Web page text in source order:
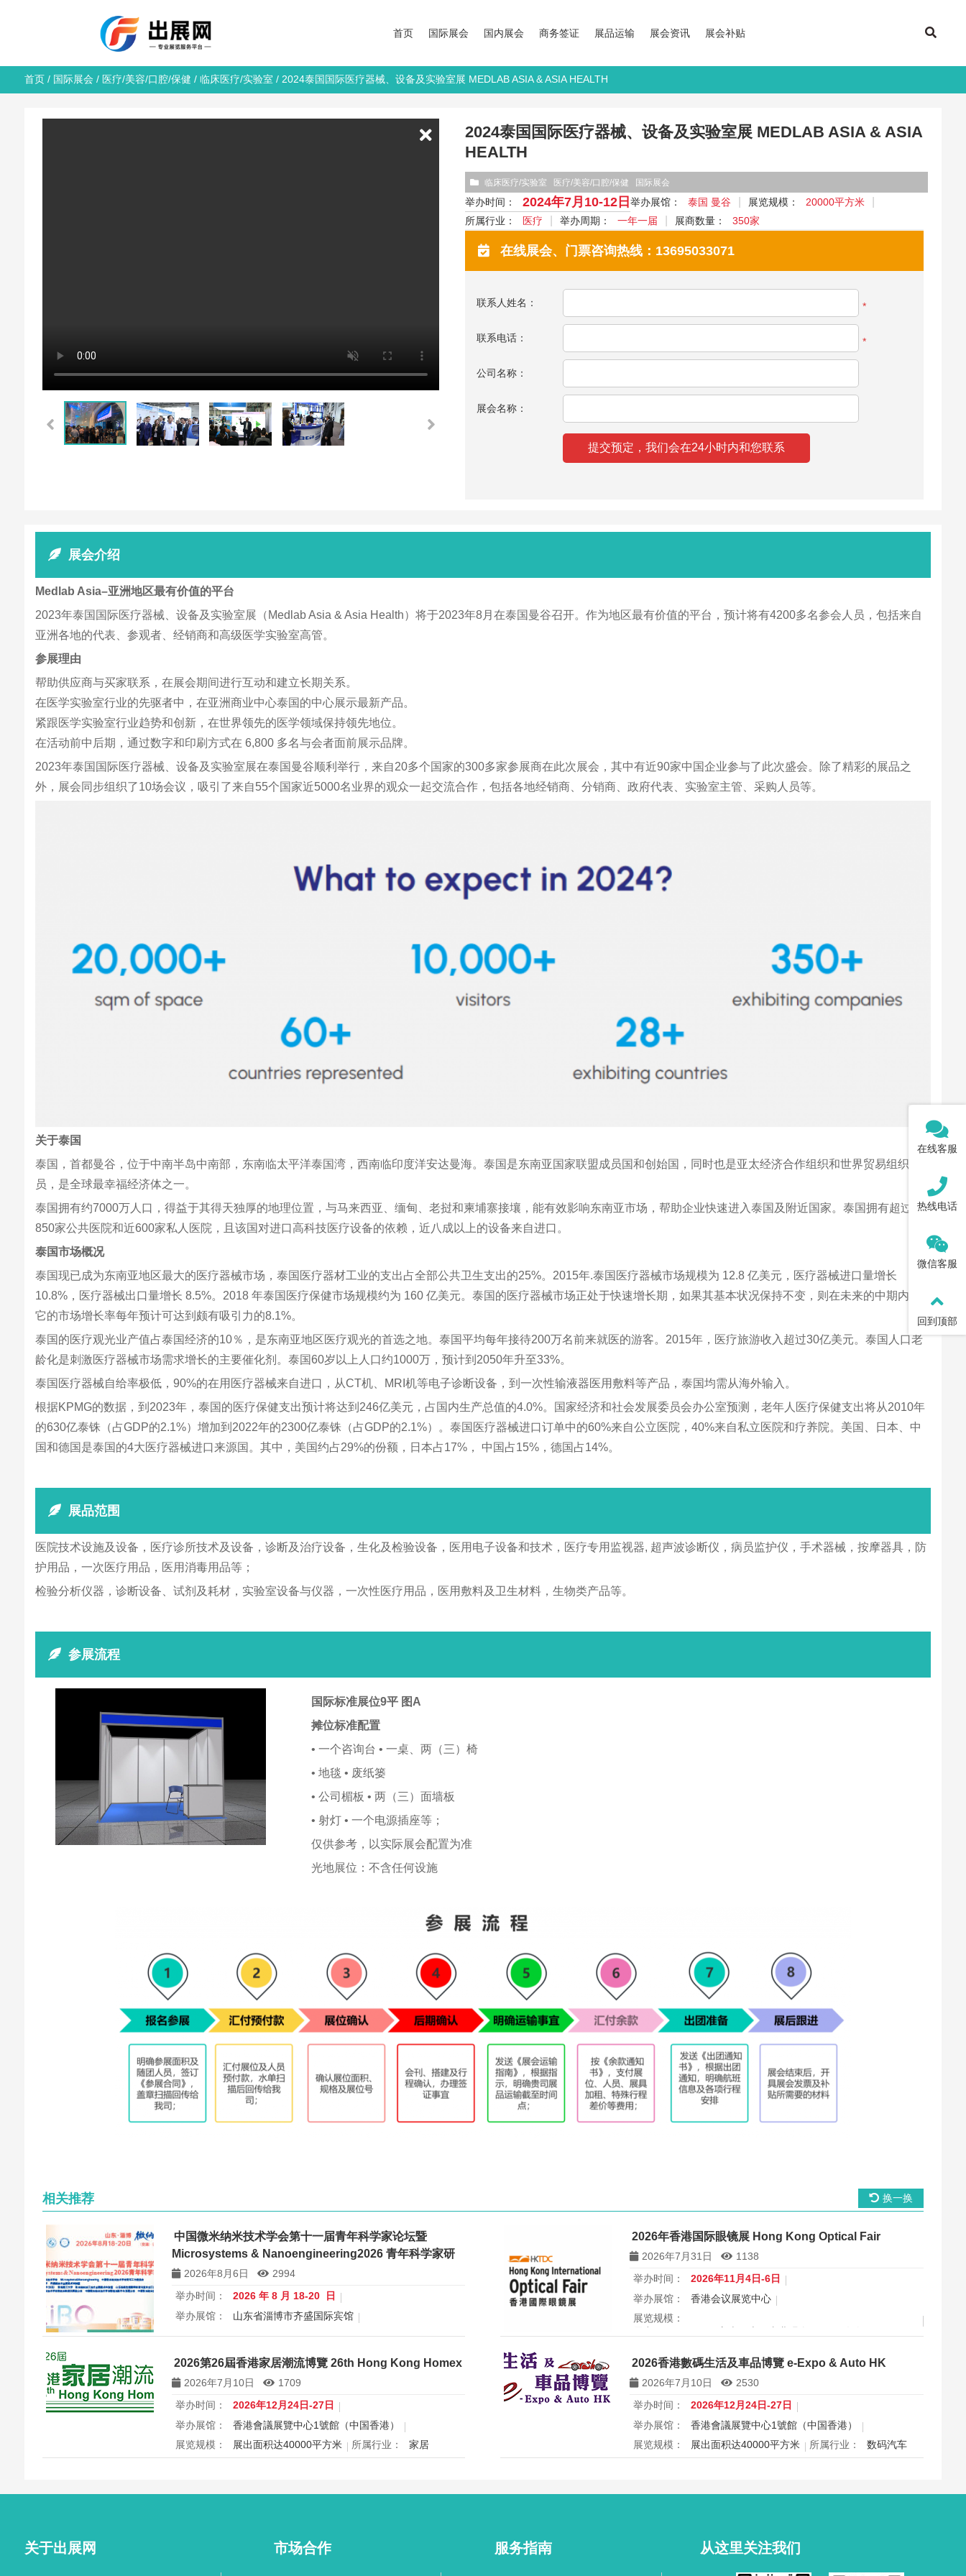
首页 国际展会 国内展会 商务签证 展品运输 展会资讯 展会补贴
首页/ 国际展会 / 医疗/美容/口腔/保健 / 临床医疗/实验室 / 2024泰国国际医疗器械、设备及实验室展 MEDLAB ASIA & ASIA HEALTH
2024泰国国际医疗器械、设备及实验室展 MEDLAB ASIA & ASIA
HEALTH
临床医疗/实验室 医疗/美容/口腔/保健 国际展会
举办时间： 2024年7月10-12日举办展馆： 泰国 曼谷 展览规模：
20000平方米
所属行业：
医疗 举办周期： 一年一届 展商数量： 350家
在线展会、门票咨询热线：13695033071
联系人姓名： *
联系电话： *
公司名称：
展会名称：
展会介绍
Medlab Asia–亚洲地区最有价值的平台
2023年泰国国际医疗器械、设备及实验室展（Medlab Asia & Asia Health）将于2023年8月在泰国曼谷召开。作为地区最有价值的平台，预计将有4200多名参会人员，包括来自
亚洲各地的代表、参观者、经销商和高级医学实验室高管。
参展理由
帮助供应商与买家联系，在展会期间进行互动和建立长期关系。
在医学实验室行业的先驱者中，在亚洲商业中心泰国的中心展示最新产品。
紧跟医学实验室行业趋势和创新，在世界领先的医学领域保持领先地位。
在活动前中后期，通过数字和印刷方式在 6,800 多名与会者面前展示品牌。
2023年泰国国际医疗器械、设备及实验室展在泰国曼谷顺利举行，来自20多个国家的300多家参展商在此次展会，其中有近90家中国企业参与了此次盛会。除了精彩的展品之
外，展会同步组织了10场会议，吸引了来自55个国家近5000名业界的观众一起交流合作，包括各地经销商、分销商、政府代表、实验室主管、采购人员等。
关于泰国
泰国，首都曼谷，位于中南半岛中南部，东南临太平洋泰国湾，西南临印度洋安达曼海。泰国是东南亚国家联盟成员国和创始国，同时也是亚太经济合作组织和世界贸易组织成
员，是全球最幸福经济体之一。
泰国拥有约7000万人口，得益于其得天独厚的地理位置，与马来西亚、缅甸、老挝和柬埔寨接壤，能有效影响东南亚市场，帮助企业快速进入泰国及附近国家。泰国拥有超过
850家公共医院和近600家私人医院，且该国对进口高科技医疗设备的依赖，近八成以上的设备来自进口。
泰国市场概况
泰国现已成为东南亚地区最大的医疗器械市场，泰国医疗器材工业的支出占全部公共卫生支出的25%。2015年.泰国医疗器械市场规模为 12.8 亿美元，医疗器械进口量增长
10.8%，医疗器械出口量增长 8.5%。2018 年泰国医疗保健市场规模约为 160 亿美元。泰国的医疗器械市场正处于快速增长期，如果其基本状况保持不变，则在未来的中期内，
它的市场增长率每年预计可达到颇有吸引力的8.1%。
泰国的医疗观光业产值占泰国经济的10％，是东南亚地区医疗观光的首选之地。泰国平均每年接待200万名前来就医的游客。2015年，医疗旅游收入超过30亿美元。泰国人口老
龄化是刺激医疗器械市场需求增长的主要催化剂。泰国60岁以上人口约1000万，预计到2050年升至33%。
泰国医疗器械自给率极低，90%的在用医疗器械来自进口，从CT机、MRI机等电子诊断设备，到一次性输液器医用敷料等产品，泰国均需从海外输入。
根据KPMG的数据，到2023年，泰国的医疗保健支出预计将达到246亿美元，占国内生产总值的4.0%。国家经济和社会发展委员会办公室预测，老年人医疗保健支出将从2010年
的630亿泰铢（占GDP的2.1%）增加到2022年的2300亿泰铢（占GDP的2.1%）。泰国医疗器械进口订单中的60%来自公立医院，40%来自私立医院和疗养院。美国、日本、中
国和德国是泰国的4大医疗器械进口来源国。其中，美国约占29%的份额，日本占17%， 中国占15%，德国占14%。
展品范围
医院技术设施及设备，医疗诊所技术及设备，诊断及治疗设备，生化及检验设备，医用电子设备和技术，医疗专用监视器, 超声波诊断仪，病员监护仪，手术器械，按摩器具，防
护用品，一次医疗用品，医用消毒用品等；
检验分析仪器，诊断设备、试剂及耗材，实验室设备与仪器，一次性医疗用品，医用敷料及卫生材料，生物类产品等。
参展流程
国际标准展位9平 图A
摊位标准配置
• 一个咨询台 • 一桌、两（三）椅
• 地毯 • 废纸篓
• 公司楣板 • 两（三）面墙板
• 射灯 • 一个电源插座等；
仅供参考，以实际展会配置为准
光地展位：不含任何设施
相关推荐 换一换
中国微米纳米技术学会第十一届青年科学家论坛暨
Microsystems & Nanoengineering2026 青年科学家研
讨会2026年8月6日
2994
举办时间：
2026 年 8 月 18-20 日
举办展馆：
山东省淄博市齐盛国际宾馆
展览规模：
5000+平方米 所属行业：
微米纳米技术学会
中国微米纳米技术学会第十一届青年科学家论坛暨
Microsystems & Nanoengineering2026 青年科学家研讨会
2026年香港国际眼镜展 Hong Kong Optical Fair
2026年7月31日
1138
举办时间：
2026年11月4日-6日
举办展馆：
香港会议展览中心
展览规模：
办，为期三天，是亚洲最具影响力的眼镜专业展之一，并获UFI
国际认证。展会特设品牌廊、智能眼镜专区与多国展馆，汇聚全
球视光产品供应商，并配套眼镜汇演与行业论坛，为展商与买家
创造高效的跨境商贸与合作机…
2026第26屆香港家居潮流博覽 26th Hong Kong Homex
2026年7月10日
1709
举办时间：
2026年12月24日-27日
举办展馆：
香港會議展覽中心1號館（中国香港）
展览规模：
展出面积达40000平方米 所属行业：
家居
商，打造岁末一站式家居采购与灵感盛会，欢迎本地家庭与海内
2026香港數碼生活及車品博覽 e-Expo & Auto HK
2026年7月10日
2530
举办时间：
2026年12月24日-27日
举办展馆：
香港會議展覽中心1號館（中国香港）
展览规模：
展出面积达40000平方米 所属行业：
数码汽车
用品千余家展商，打造圣诞黄金档科技车品一站式采购盛会，欢
关于出展网 市场合作 服务指南 从这里关注我们
在线客服
热线电话
微信客服
回到顶部